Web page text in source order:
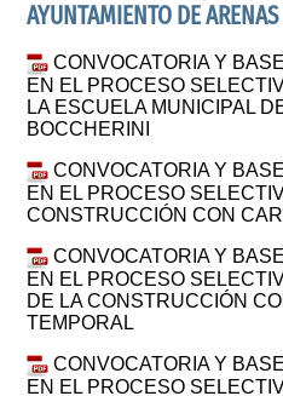
AYUNTAMIENTO DE
CONVOCATORIA Y
EN EL PROCESO
LA ESCUELA MUNICIPAL
BOCCHERINI
CONVOCATORIA Y
EN EL PROCESO
CONSTRUCCIÓN CON
CONVOCATORIA Y
EN EL PROCESO
DE LA CONSTRUCCIÓN
TEMPORAL
CONVOCATORIA Y
EN EL PROCESO